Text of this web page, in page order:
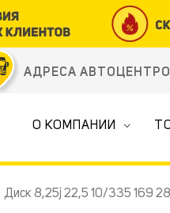
АДРЕСА
О КОМПАНИИ
Диск 8,25j 22,5 10/335 169